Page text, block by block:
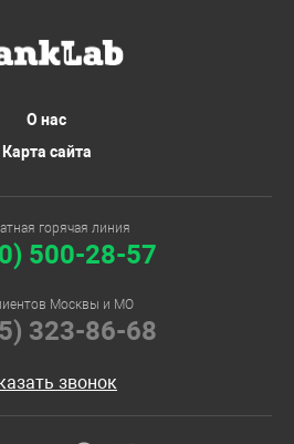
О нас
Карта сайта
горячая линия
500-28-57
Москвы и МО
323-86-68
звонок